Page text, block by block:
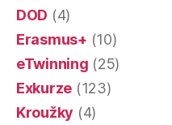
DOD (4)
Erasmus+ (10)
eTwinning (25)
Exkurze (123)
Kroužky (4)